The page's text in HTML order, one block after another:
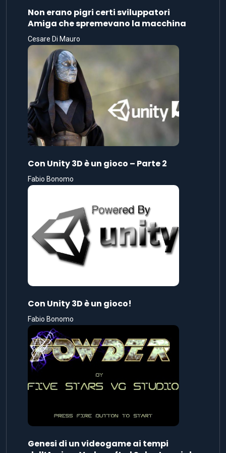
Non erano pigri certi sviluppatori
Amiga che spremevano la macchina
Cesare Di Mauro
Con Unity 3D è un gioco – Parte 2
Fabio Bonomo
Con Unity 3D è un gioco!
Fabio Bonomo
Genesi di un videogame ai tempi